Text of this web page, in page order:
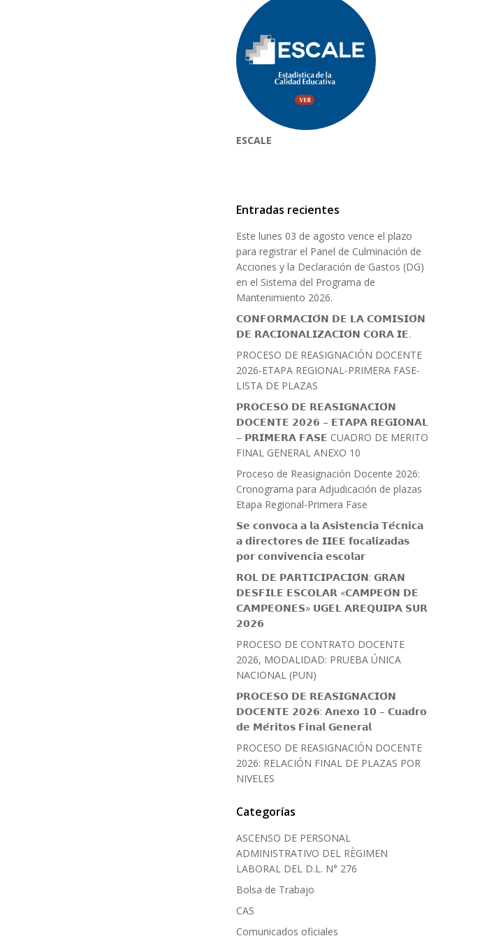
ESCALE
Entradas recientes
Este lunes 03 de agosto vence el plazo
para registrar el Panel de Culminación de
Acciones y la Declaración de Gastos (DG)
en el Sistema del Programa de
Mantenimiento 2026.
𝗖𝗢𝗡𝗙𝗢𝗥𝗠𝗔𝗖𝗜𝗢́𝗡 𝗗𝗘 𝗟𝗔 𝗖𝗢𝗠𝗜𝗦𝗜𝗢́𝗡
𝗗𝗘 𝗥𝗔𝗖𝗜𝗢𝗡𝗔𝗟𝗜𝗭𝗔𝗖𝗜𝗢́𝗡 𝗖𝗢𝗥𝗔 𝗜𝗘.
PROCESO DE REASIGNACIÓN DOCENTE
2026-ETAPA REGIONAL-PRIMERA FASE-
LISTA DE PLAZAS
𝗣𝗥𝗢𝗖𝗘𝗦𝗢 𝗗𝗘 𝗥𝗘𝗔𝗦𝗜𝗚𝗡𝗔𝗖𝗜𝗢́𝗡
𝗗𝗢𝗖𝗘𝗡𝗧𝗘 𝟮𝟬𝟮𝟲 – 𝗘𝗧𝗔𝗣𝗔 𝗥𝗘𝗚𝗜𝗢𝗡𝗔𝗟
– 𝗣𝗥𝗜𝗠𝗘𝗥𝗔 𝗙𝗔𝗦𝗘 CUADRO DE MERITO
FINAL GENERAL ANEXO 10
Proceso de Reasignación Docente 2026:
Cronograma para Adjudicación de plazas
Etapa Regional-Primera Fase
𝗦𝗲 𝗰𝗼𝗻𝘃𝗼𝗰𝗮 𝗮 𝗹𝗮 𝗔𝘀𝗶𝘀𝘁𝗲𝗻𝗰𝗶𝗮 𝗧𝗲́𝗰𝗻𝗶𝗰𝗮
𝗮 𝗱𝗶𝗿𝗲𝗰𝘁𝗼𝗿𝗲𝘀 𝗱𝗲 𝗜𝗜𝗘𝗘 𝗳𝗼𝗰𝗮𝗹𝗶𝘇𝗮𝗱𝗮𝘀
𝗽𝗼𝗿 𝗰𝗼𝗻𝘃𝗶𝘃𝗲𝗻𝗰𝗶𝗮 𝗲𝘀𝗰𝗼𝗹𝗮𝗿
𝗥𝗢𝗟 𝗗𝗘 𝗣𝗔𝗥𝗧𝗜𝗖𝗜𝗣𝗔𝗖𝗜𝗢́𝗡: 𝗚𝗥𝗔𝗡
𝗗𝗘𝗦𝗙𝗜𝗟𝗘 𝗘𝗦𝗖𝗢𝗟𝗔𝗥 «𝗖𝗔𝗠𝗣𝗘𝗢́𝗡 𝗗𝗘
𝗖𝗔𝗠𝗣𝗘𝗢𝗡𝗘𝗦» 𝗨𝗚𝗘𝗟 𝗔𝗥𝗘𝗤𝗨𝗜𝗣𝗔 𝗦𝗨𝗥
𝟮𝟬𝟮𝟲
PROCESO DE CONTRATO DOCENTE
2026, MODALIDAD: PRUEBA ÚNICA
NACIONAL (PUN)
𝗣𝗥𝗢𝗖𝗘𝗦𝗢 𝗗𝗘 𝗥𝗘𝗔𝗦𝗜𝗚𝗡𝗔𝗖𝗜𝗢́𝗡
𝗗𝗢𝗖𝗘𝗡𝗧𝗘 𝟮𝟬𝟮𝟲: 𝗔𝗻𝗲𝘅𝗼 𝟭𝟬 – 𝗖𝘂𝗮𝗱𝗿𝗼
𝗱𝗲 𝗠𝗲́𝗿𝗶𝘁𝗼𝘀 𝗙𝗶𝗻𝗮𝗹 𝗚𝗲𝗻𝗲𝗿𝗮𝗹
PROCESO DE REASIGNACIÓN DOCENTE
2026: RELACIÓN FINAL DE PLAZAS POR
NIVELES
Categorías
ASCENSO DE PERSONAL
ADMINISTRATIVO DEL RÈGIMEN
LABORAL DEL D.L. N° 276
Bolsa de Trabajo
CAS
Comunicados oficiales